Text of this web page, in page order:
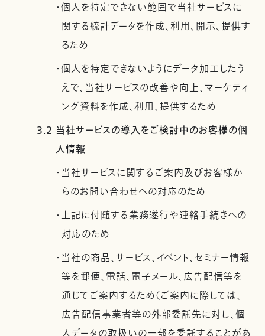
・個人を特定できない範囲で当社サービスに
関する統計データを作成、利用、開示、提供す
るため
・個人を特定できないようにデータ加工したう
えで、当社サービスの改善や向上、マーケティ
ング資料を作成、利用、提供するため
3.2 当社サービスの導入をご検討中のお客様の個
人情報
・当社サービスに関するご案内及びお客様か
らのお問い合わせへの対応のため
・上記に付随する業務遂行や連絡手続きへの
対応のため
・当社の商品、サービス、イベント、セミナー情報
等を郵便、電話、電子メール、広告配信等を
通じてご案内するため（ご案内に際しては、
広告配信事業者等の外部委託先に対し、個